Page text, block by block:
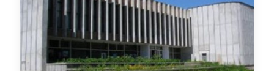
Прокат спортивного и
туристического
снаряжения
Fast-food